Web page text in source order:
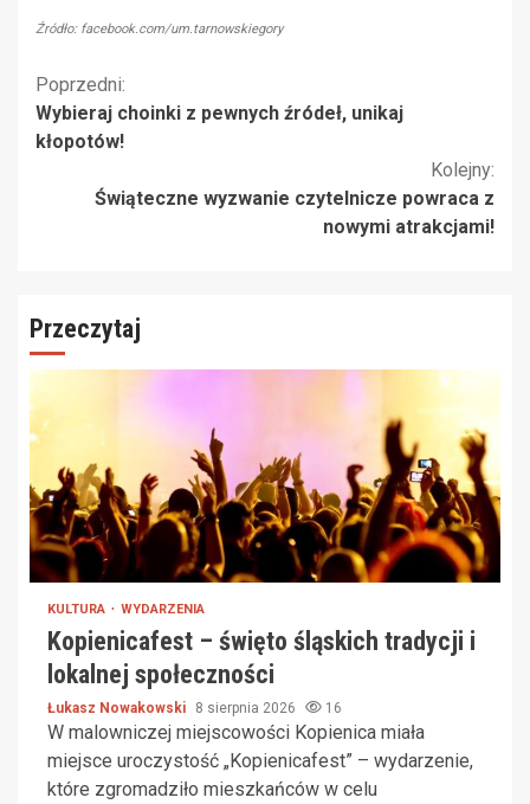
Źródło: facebook.com/um.tarnowskiegory
Kontynuuj
czytanie
Poprzedni:
Wybieraj choinki z pewnych źródeł, unikaj
kłopotów!
Kolejny:
Świąteczne wyzwanie czytelnicze powraca z
nowymi atrakcjami!
Przeczytaj
KULTURA WYDARZENIA
Kopienicafest – święto śląskich tradycji i
lokalnej społeczności
Łukasz Nowakowski 8 sierpnia 2026 16
W malowniczej miejscowości Kopienica miała
miejsce uroczystość „Kopienicafest” – wydarzenie,
które zgromadziło mieszkańców w celu